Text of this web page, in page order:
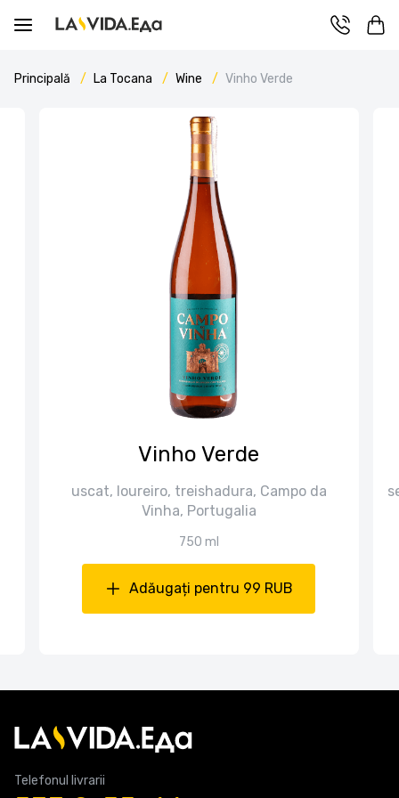
Principală La Tocana Wine Vinho Verde
Vinho Verde
uscat, loureiro, treishadura, Campo da
Vinha, Portugalia
750 ml
Adăugați pentru 99 RUB
Telefonul livrarii